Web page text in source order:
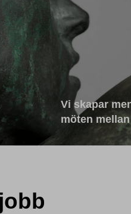
Vi skapar
möten